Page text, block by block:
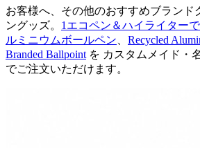
お客様へ、その他のおすすめブランド
ングッズ。 1エコペン＆ハイライター
ルミニウムボールペン
Recycled
Branded Ballpoint を カスタムメイド・
でご注文いただけます。